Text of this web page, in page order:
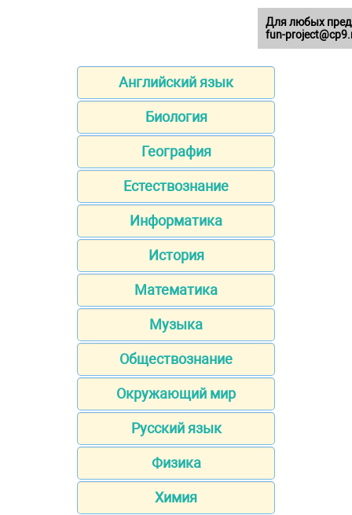
Английский язык
Биология
География
Естествознание
Информатика
История
Математика
Музыка
Обществознание
Окружающий мир
Русский язык
Физика
Химия
Для любых
fun-